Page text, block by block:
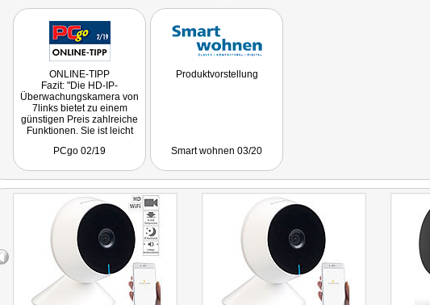
ONLINE-TIPP
Fazit: "Die HD-IP-
Überwachungskamera von
7links bietet zu einem
günstigen Preis zahlreiche
Funktionen. Sie ist leicht
kann durchaus gefallen."
PCgo 02/19
Produktvorstellung
Smart wohnen 03/20